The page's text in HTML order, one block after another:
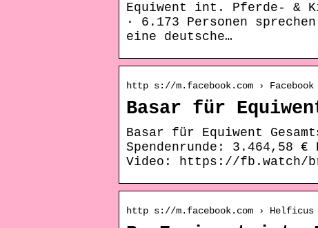
Equiwent int. Pferde- &
· 6.173 Personen
eine deutsche…
http s://m.facebook.com › Facebook
Basar für
Basar für Equiwent
Spendenrunde: 3.464,58
Video: https://fb.watch/
http s://m.facebook.com › Helficus